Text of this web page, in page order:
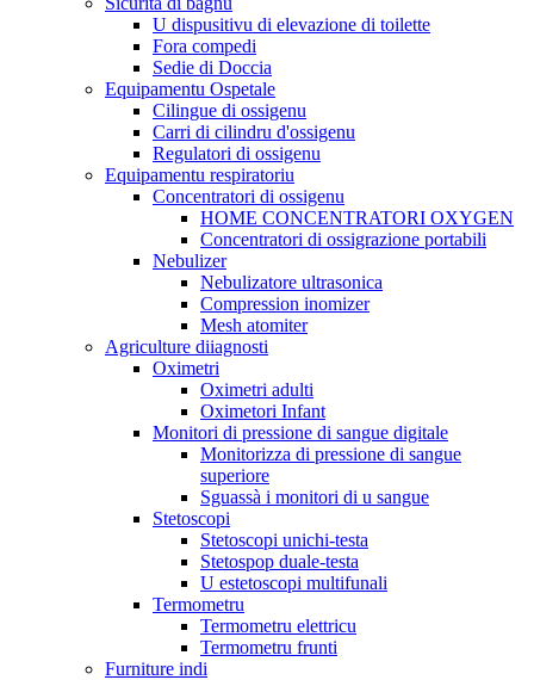
U dispusitivu di elevazione di toilette
Fora compedi
Sedie di Doccia
Equipamentu Ospetale
Cilingue di ossigenu
Carri di cilindru d'ossigenu
Regulatori di ossigenu
Equipamentu respiratoriu
Concentratori di ossigenu
HOME CONCENTRATORI OXYGEN
Concentratori di ossigrazione portabili
Nebulizer
Nebulizatore ultrasonica
Compression inomizer
Mesh atomiter
Agriculture diiagnosti
Oximetri
Oximetri adulti
Oximetori Infant
Monitori di pressione di sangue digitale
Monitorizza di pressione di sangue
superiore
Sguassà i monitori di u sangue
Stetoscopi
Stetoscopi unichi-testa
Stetospop duale-testa
U estetoscopi multifunali
Termometru
Termometru elettricu
Termometru frunti
Furniture indi